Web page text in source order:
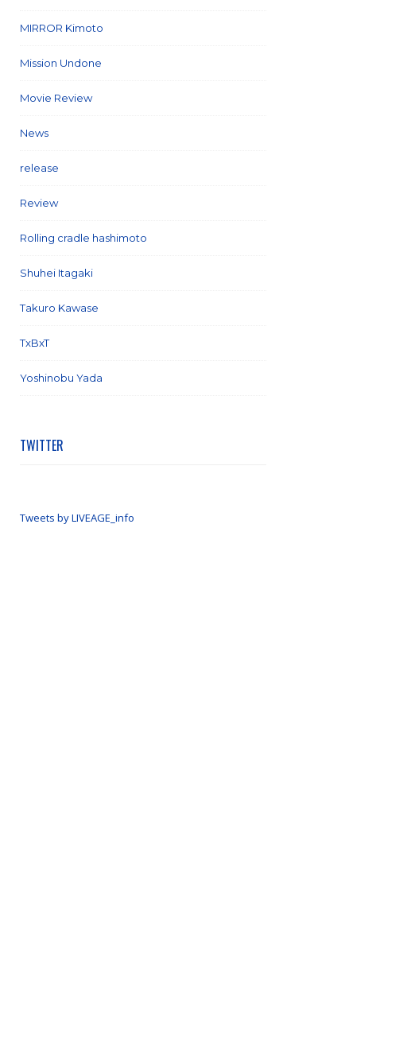
MIRROR Kimoto
Mission Undone
Movie Review
News
release
Review
Rolling cradle hashimoto
Shuhei Itagaki
Takuro Kawase
TxBxT
Yoshinobu Yada
TWITTER
Tweets by LIVEAGE_info